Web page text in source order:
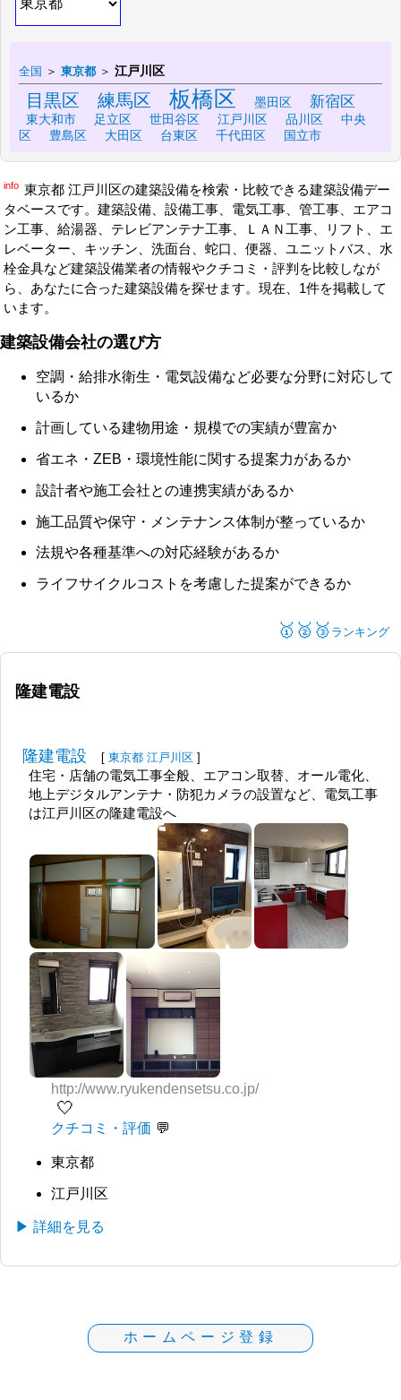
全国 ＞ 東京都 ＞ 江戸川区
目黒区 練馬区 板橋区 墨田区 新宿区
東大和市 足立区 世田谷区 江戸川区 品川区
中央
区
豊島区 大田区 台東区 千代田区 国立市
info 東京都 江戸川区の建築設備を検索・比較できる建築設備デー
タベースです。建築設備、設備工事、電気工事、管工事、エアコ
ン工事、給湯器、テレビアンテナ工事、ＬＡＮ工事、リフト、エ
レベーター、キッチン、洗面台、蛇口、便器、ユニットバス、水
栓金具など建築設備業者の情報やクチコミ・評判を比較しなが
ら、あなたに合った建築設備を探せます。現在、1件を掲載して
います。
建築設備会社の選び方
空調・給排水衛生・電気設備など必要な分野に対応して
いるか
計画している建物用途・規模での実績が豊富か
省エネ・ZEB・環境性能に関する提案力があるか
設計者や施工会社との連携実績があるか
施工品質や保守・メンテナンス体制が整っているか
法規や各種基準への対応経験があるか
ライフサイクルコストを考慮した提案ができるか
🥇🥈🥉 ランキング
隆建電設
隆建電設 [ 東京都 江戸川区 ]
住宅・店舗の電気工事全般、エアコン取替、オール電化、
地上デジタルアンテナ・防犯カメラの設置など、電気工事
は江戸川区の隆建電設へ
http://www.ryukendensetsu.co.jp/
🤍
クチコミ・評価
東京都
江戸川区
▶ 詳細を見る
ホームページ登録